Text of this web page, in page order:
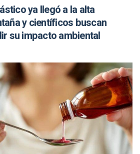
ya llegó a la alta
y científicos buscan
su impacto ambiental